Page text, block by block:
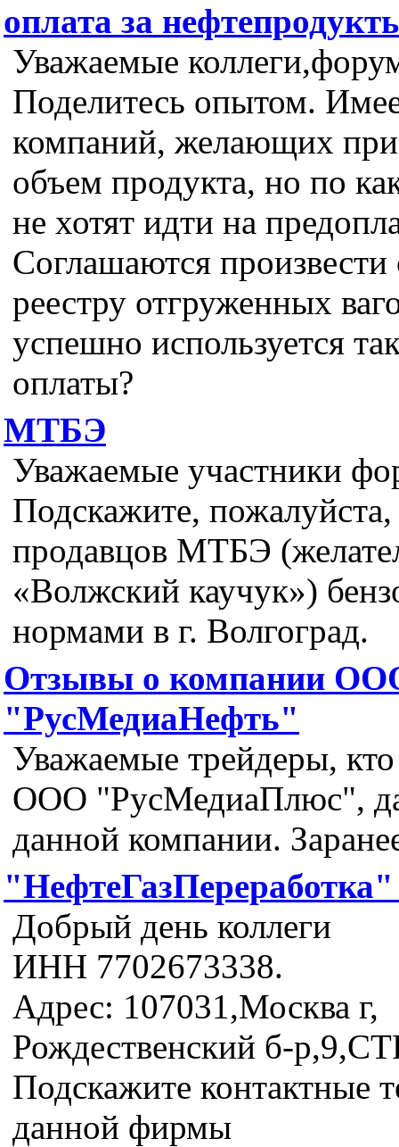
оплата за
Уважаемые
Поделитесь опытом.
компаний, желающих
объем продукта, но по
не хотят идти на
Соглашаются произвести
реестру отгруженных
успешно используется
оплаты?
МТБЭ
Уважаемые участники
Подскажите,
продавцов МТБЭ
«Волжский каучук»)
нормами в г. Волгоград.
Отзывы о компании
"РусМедиаНефть"
Уважаемые трейдеры, кто
ООО "РусМедиаПлюс",
данной компании.
Добрый день коллеги
ИНН 7702673338.
Адрес: 107031,Москва г,
Рождественский б-
Подскажите контактные
данной фирмы